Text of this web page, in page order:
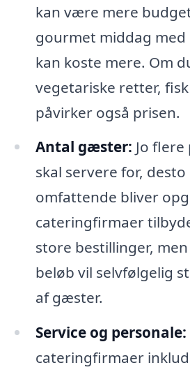
kan være mere
gourmet middag
kan koste mere. Om
vegetariske retter,
påvirker også prisen.
Antal gæster: Jo
skal servere for,
omfattende bliver
cateringfirmaer
store bestillinger,
beløb vil selvfølgelig
af gæster.
Service og personale:
cateringfirmaer